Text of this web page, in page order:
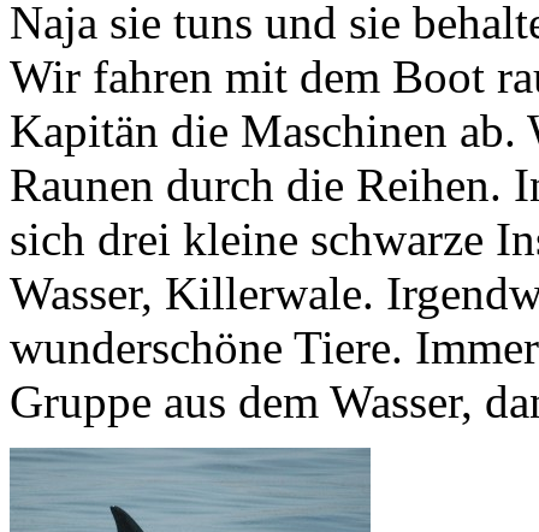
Naja sie tuns und sie
Wir fahren mit dem Boot
Kapitän die Maschinen
Raunen durch die Reihen.
sich drei kleine schwarze
Wasser, Killerwale.
wunderschöne Tiere.
Gruppe aus dem Wasser,